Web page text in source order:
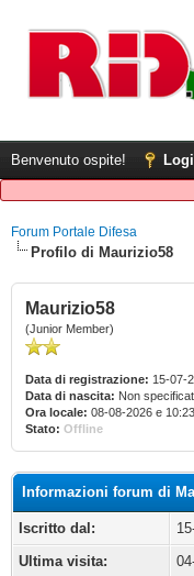
Benvenuto ospite!
Forum Portale Difesa
Profilo di Maurizio58
Maurizio58
(Junior Member)
Data di registrazione: 15-07-
Data di nascita: Non
Ora locale: 08-08-2026 e
Stato: Offline
Informazioni forum di
Iscritto dal:
Ultima visita: